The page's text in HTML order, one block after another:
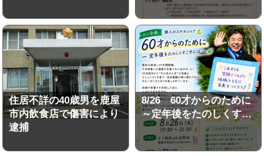
住居不詳の40歳男を鹿屋
市内飲食店で傷害により
逮捕
8/26 60才からのために
～定年後をたのしくす…